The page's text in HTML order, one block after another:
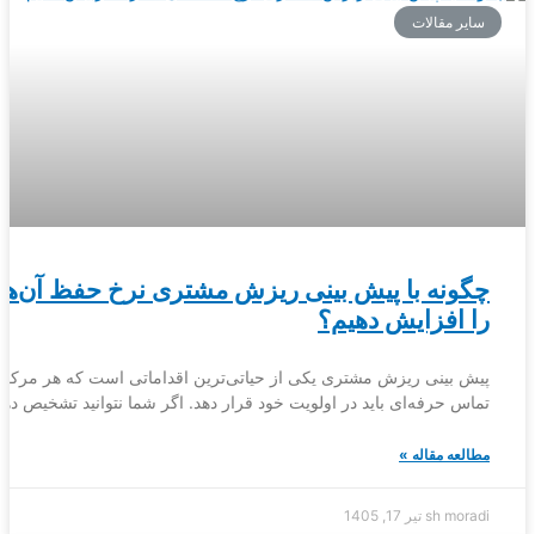
سایر مقالات
چگونه با پیش بینی ریزش مشتری نرخ حفظ
را افزایش دهیم؟
پیش بینی ریزش مشتری یکی از حیاتی‌ترین اقداماتی است که هر مرکز
تماس حرفه‌ای باید در اولویت خود قرار دهد. اگر شما نتوانید تشخیص
مطالعه مقاله »
sh moradi تیر 17, 1405